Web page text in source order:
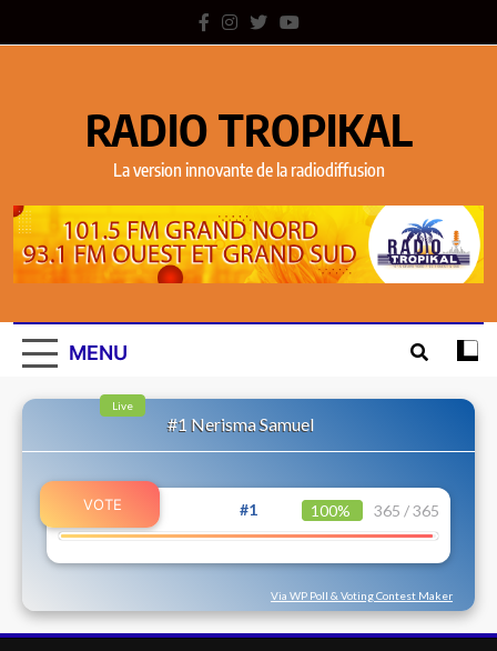
RADIO TROPIKAL
La version innovante de la radiodiffusion
MENU
Live
#1 Nerisma Samuel
#1 100% 365 / 365
Via WP Poll & Voting Contest Maker